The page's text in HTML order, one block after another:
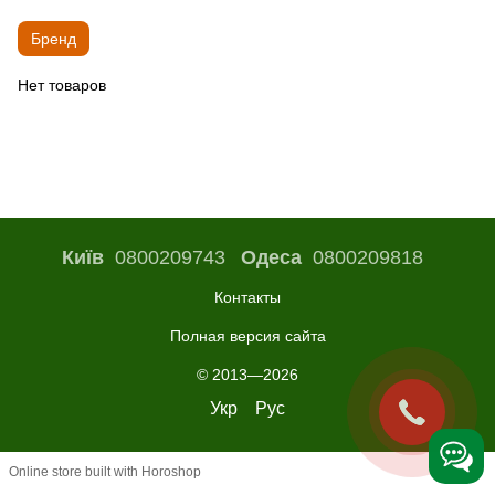
Бренд
Нет товаров
Київ0800209743 Одеса0800209818
Контакты
Полная версия сайта
© 2013—2026
Укр Рус
Online store built with Horoshop